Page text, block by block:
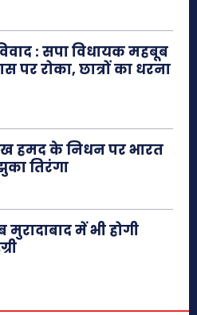
: सपा विधायक महबूब
रोका, छात्रों का धरना
हमद के निधन पर भारत
तिरंगा
में भी होगी